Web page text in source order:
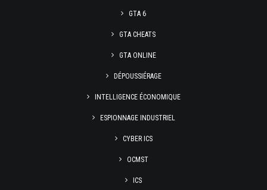
GTA 6
GTA CHEATS
GTA ONLINE
DÉPOUSSIÉRAGE
INTELLIGENCE ÉCONOMIQUE
ESPIONNAGE INDUSTRIEL
CYBER ICS
OCMST
ICS